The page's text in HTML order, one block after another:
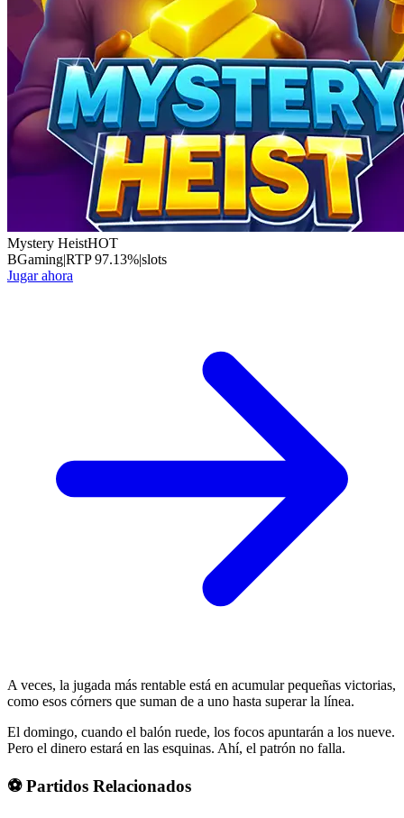
Mystery HeistHOT
BGaming|RTP97.13%|slots
Jugar ahora
A veces, la jugada más rentable está en acumular pequeñas victorias,
como esos córners que suman de a uno hasta superar la línea.
El domingo, cuando el balón ruede, los focos apuntarán a los nueve.
Pero el dinero estará en las esquinas. Ahí, el patrón no falla.
⚽ Partidos Relacionados